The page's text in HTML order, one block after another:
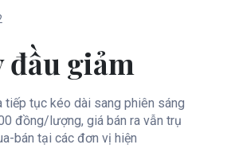
đầu giảm
tiếp tục kéo dài sang phiên sáng
đồng/lượng, giá bán ra vẫn trụ
bán tại các đơn vị hiện